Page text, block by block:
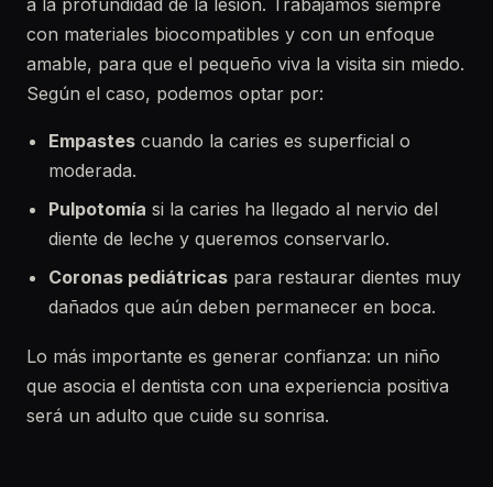
a la profundidad de la lesión. Trabajamos siempre
con materiales biocompatibles y con un enfoque
amable, para que el pequeño viva la visita sin miedo.
Según el caso, podemos optar por:
Empastes cuando la caries es superficial o
moderada.
Pulpotomía si la caries ha llegado al nervio del
diente de leche y queremos conservarlo.
Coronas pediátricas para restaurar dientes muy
dañados que aún deben permanecer en boca.
Lo más importante es generar confianza: un niño
que asocia el dentista con una experiencia positiva
será un adulto que cuide su sonrisa.